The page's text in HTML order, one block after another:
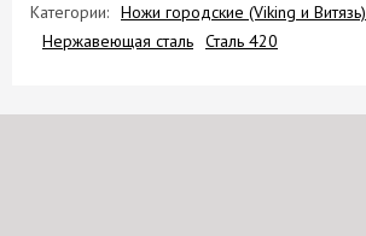
Категории: Ножи городские (Viking и Витязь)
Нержавеющая сталь Сталь 420